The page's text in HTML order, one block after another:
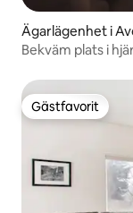
Ägarlägenhet i
Bekväm plats i
Gästfavorit
Gästfavorit